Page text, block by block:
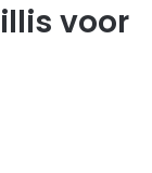
voor